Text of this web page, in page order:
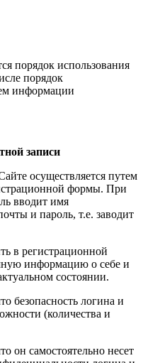
порядок использования
порядок
информации
записи
осуществляется путем
формы. При
вводит имя
и пароль, т.е. заводит
в регистрационной
информацию о себе и
состоянии.
безопасность логина и
(количества и
он самостоятельно несет